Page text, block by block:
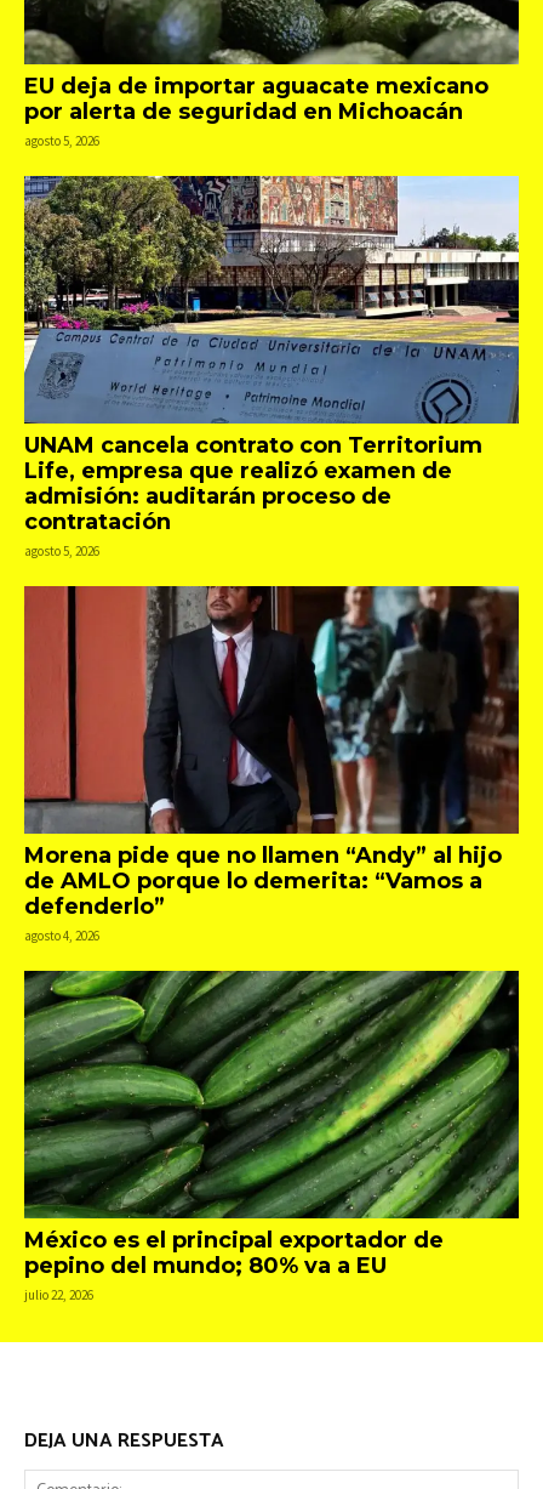
EU deja de importar aguacate mexicano
por alerta de seguridad en Michoacán
agosto 5, 2026
UNAM cancela contrato con Territorium
Life, empresa que realizó examen de
admisión: auditarán proceso de
contratación
agosto 5, 2026
Morena pide que no llamen “Andy” al hijo
de AMLO porque lo demerita: “Vamos a
defenderlo”
agosto 4, 2026
México es el principal exportador de
pepino del mundo; 80% va a EU
julio 22, 2026
DEJA UNA RESPUESTA